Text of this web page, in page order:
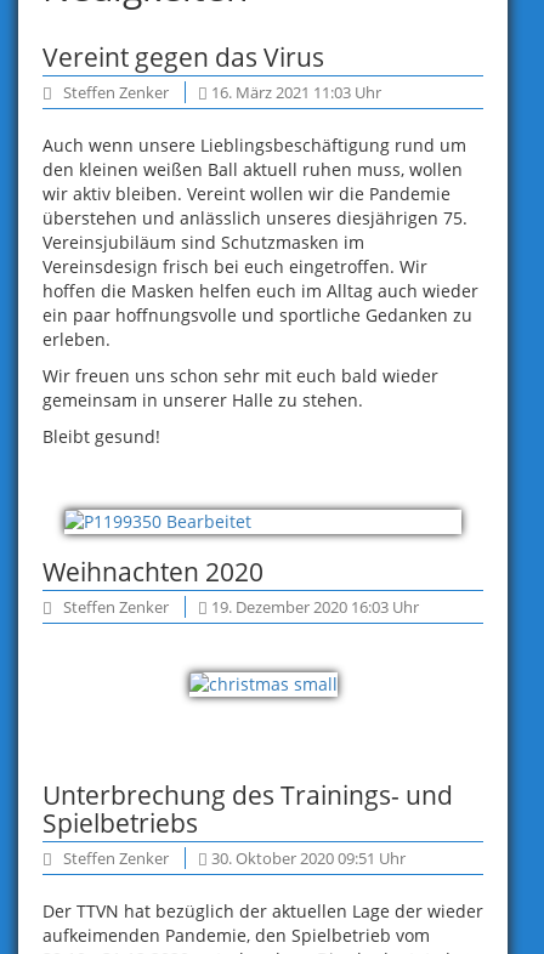
Vereint gegen das Virus
Steffen Zenker 16. März 2021 11:03 Uhr
Auch wenn unsere Lieblingsbeschäftigung rund um
den kleinen weißen Ball aktuell ruhen muss, wollen
wir aktiv bleiben. Vereint wollen wir die Pandemie
überstehen und anlässlich unseres diesjährigen 75.
Vereinsjubiläum sind Schutzmasken im
Vereinsdesign frisch bei euch eingetroffen. Wir
hoffen die Masken helfen euch im Alltag auch wieder
ein paar hoffnungsvolle und sportliche Gedanken zu
erleben.
Wir freuen uns schon sehr mit euch bald wieder
gemeinsam in unserer Halle zu stehen.
Bleibt gesund!
Weihnachten 2020
Steffen Zenker 19. Dezember 2020 16:03 Uhr
Unterbrechung des Trainings- und
Spielbetriebs
Steffen Zenker 30. Oktober 2020 09:51 Uhr
Der TTVN hat bezüglich der aktuellen Lage der wieder
aufkeimenden Pandemie, den Spielbetrieb vom